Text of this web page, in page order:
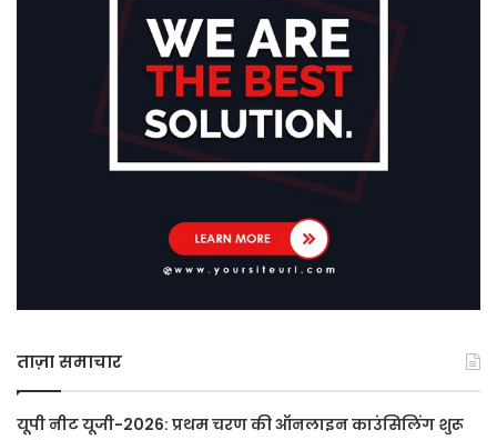
ताज़ा समाचार
यूपी नीट यूजी-2026: प्रथम चरण की ऑनलाइन काउंसिलिंग शुरू